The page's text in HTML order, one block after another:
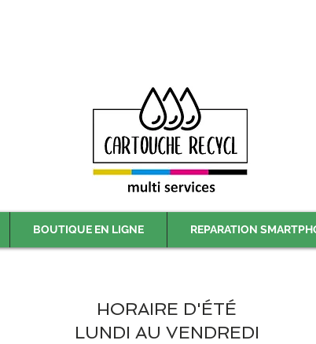
BOUTIQUE EN LIGNE REPARATION
HORAIRE D'ÉTÉ
LUNDI AU VENDREDI